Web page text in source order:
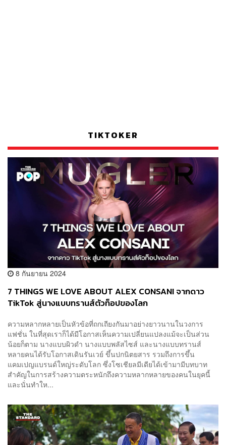
TIKTOKER
8 กันยายน 2024
7 THINGS WE LOVE ABOUT ALEX CONSANI จากดาว
TikTok สู่นางแบบทรานส์ตัวท็อปของโลก
ความหลากหลายเป็นหัวข้อที่ถกเถียงกันมาอย่างยาวนานในวงการ
แฟชั่น ในที่สุดเราก็ได้มีโอกาสเห็นความเปลี่ยนแปลงแม้จะเป็นส่วน
น้อยก็ตาม นางแบบผิวดำ นางแบบพลัสไซส์ และนางแบบทรานส์
หลายคนได้รับโอกาสเดินรันเวย์ ขึ้นปกนิตยสาร รวมถึงการขึ้น
แคมเปญแบรนด์ใหญ่ระดับโลก ซึ่งโซเชียลมีเดียได้เข้ามามีบทบาท
สำคัญในการสร้างความตระหนักถึงความหลากหลายของคนในยุคนี้
และนั่นทำให...